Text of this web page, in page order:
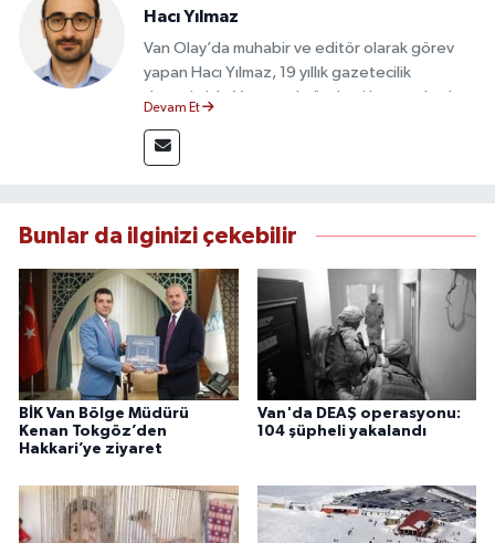
Hacı Yılmaz
Van Olay’da muhabir ve editör olarak görev
yapan Hacı Yılmaz, 19 yıllık gazetecilik
deneyimiyle Van yerel gündemi başta olmak
takip etmektedir. Editoryal sürece katkı sunan
Yılmaz, tarafsızlık, doğruluk ve etik ilkeler
bilgilendirmektedir.
Devam Et
Bunlar da ilginizi çekebilir
BİK Van Bölge Müdürü
Kenan Tokgöz’den
Hakkari’ye ziyaret
Van'da DEAŞ operasyonu:
104 şüpheli yakalandı